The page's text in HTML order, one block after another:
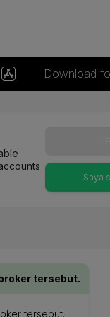
Download
Saya
tersebut.
tersebut.